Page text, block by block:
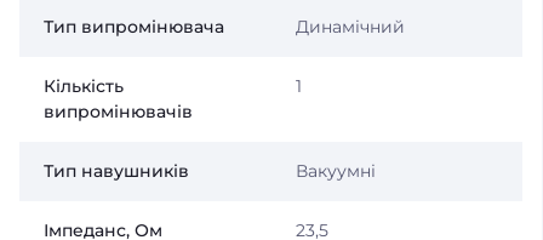
Тип випромінювача Динамічний
Кількість
випромінювачів
1
Тип навушників Вакуумні
Імпеданс, Ом 23,5